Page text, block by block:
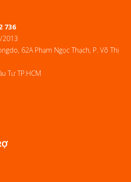
736
2013
62A Phạm Ngọc Thạch, P. Võ Thị
Tư TP.HCM